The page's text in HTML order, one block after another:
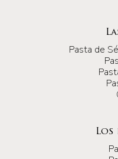
Pasta de